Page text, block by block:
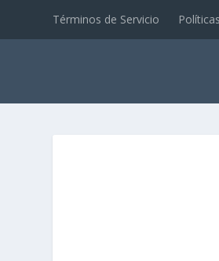
Términos de Servicio